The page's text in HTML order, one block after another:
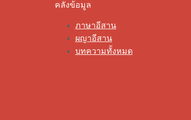
คลังข้อมูล
ภาษาอีสาน
ผญาอีสาน
บทความทั้งหมด